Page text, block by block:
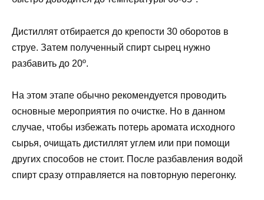
Дистиллят отбирается до крепости 30 оборотов в
струе. Затем полученный спирт сырец нужно
разбавить до 20º.
На этом этапе обычно рекомендуется проводить
основные мероприятия по очистке. Но в данном
случае, чтобы избежать потерь аромата исходного
сырья, очищать дистиллят углем или при помощи
других способов не стоит. После разбавления водой
спирт сразу отправляется на повторную перегонку.